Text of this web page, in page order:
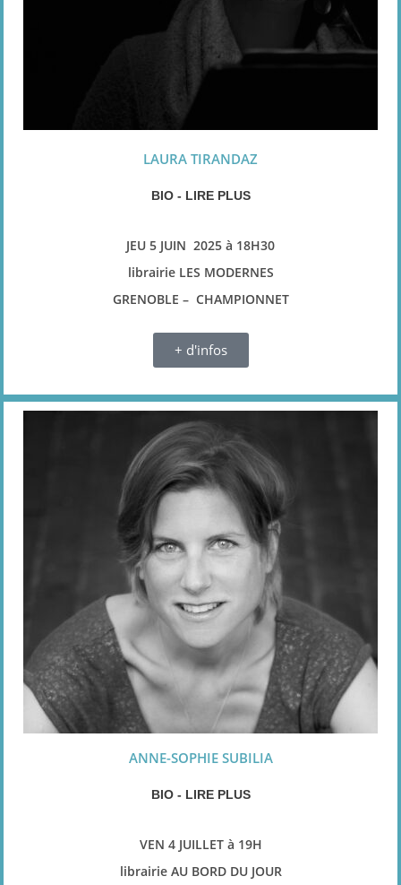
LAURA TIRANDAZ
BIO - LIRE PLUS
JEU 5 JUIN 2025 à 18H30
librairie LES MODERNES
GRENOBLE – CHAMPIONNET
+ d'infos
ANNE-SOPHIE SUBILIA
BIO - LIRE PLUS
VEN 4 JUILLET à 19H
librairie AU BORD DU JOUR